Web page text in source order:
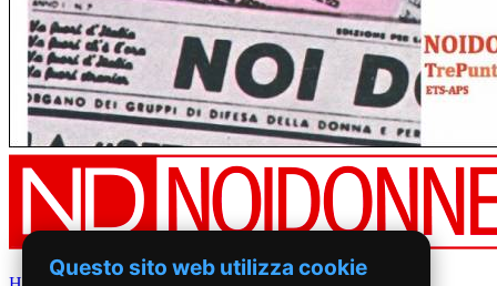
Questo sito web utilizza cookie